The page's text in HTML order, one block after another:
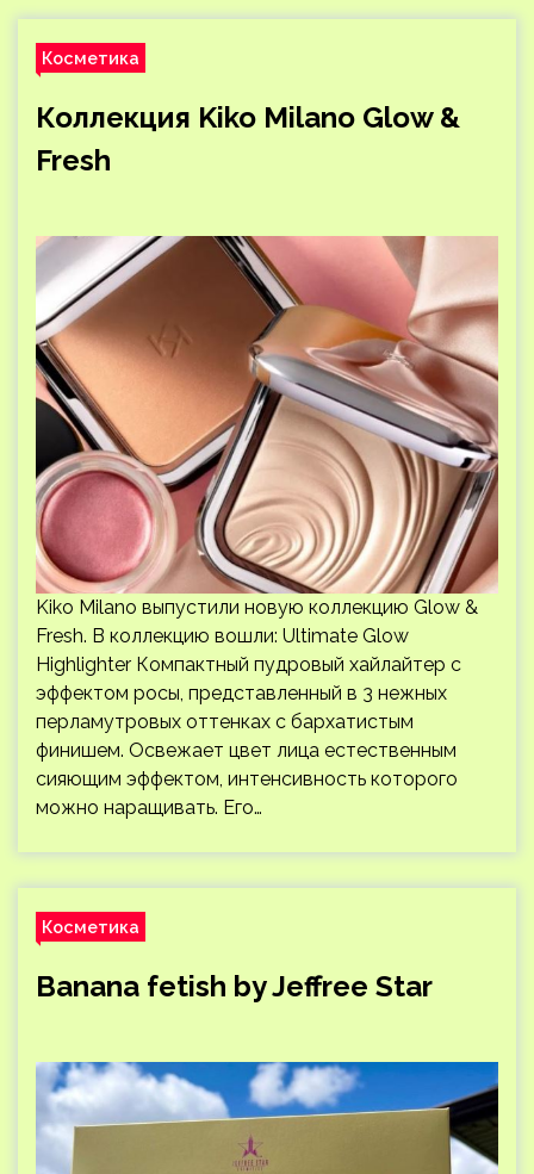
Косметика
Коллекция Kiko Milano Glow &
Fresh
Kiko Milano выпустили новую коллекцию Glow &
Fresh. В коллекцию вошли: Ultimate Glow
Highlighter Компактный пудровый хайлайтер с
эффектом росы, представленный в 3 нежных
перламутровых оттенках с бархатистым
финишем. Освежает цвет лица естественным
сияющим эффектом, интенсивность которого
можно наращивать. Его…
Косметика
Banana fetish by Jeffree Star